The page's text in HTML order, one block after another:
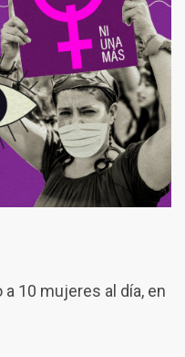
10 mujeres al día, en